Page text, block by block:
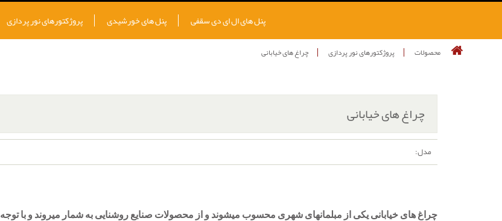
پنل های ال ای دی سقفی پنل های خورشیدی پروژکتورهای نور پردازی
محصولات پروژکتورهای نور پردازی چراغ های خیابانی
چراغ های خیابانی
مدل:
چراغ های خیابانی یکی از مبلمانهای شهری محسوب میشوند و از محصولات صنایع روشنایی به شمار میروند و با توجه